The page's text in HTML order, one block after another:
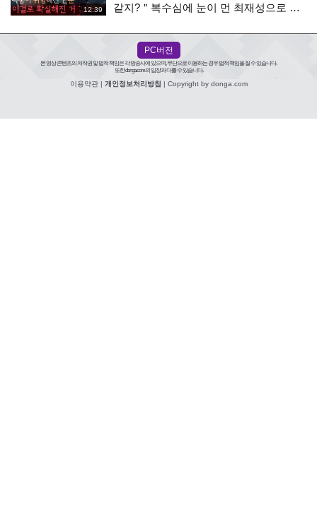
12:39
같지?＂복수심에 눈이 먼 최재성으로 목
260805 방송
PC버전
본 영상 콘텐츠의 저작권 및 법적 책임은 각 방송사에 있으며, 무단으로 이용하는 경우 법적 책임을 질 수 있습니다.
또한 donga.com의 입장과 다를 수 있습니다.
이용약관| 개인정보처리방침 | Copyright by donga.com